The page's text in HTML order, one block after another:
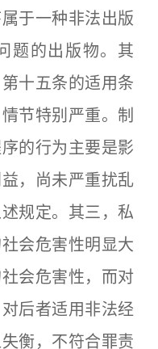
于一种非法出版
题的出版物。其
十五条的适用条
节特别严重。制
的行为主要是影
，尚未严重扰乱
规定。其三，私
会危害性明显大
会危害性，而对
后者适用非法经
衡，不符合罪责